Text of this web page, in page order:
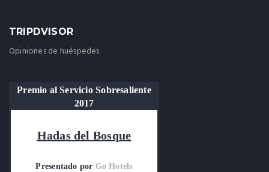
TRIPDVISOR
Opiniones de huéspedes
Premio al Servicio Sobresaliente
2017
Hadas del Bosque
Presentado por Go Hotels